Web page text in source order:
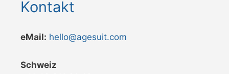
Kontakt
eMail: hello@agesuit.com
Schweiz